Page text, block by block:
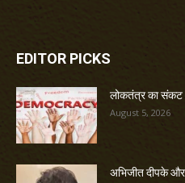
EDITOR PICKS
लोकतंत्र का
August 5, 2026
अभिजीत दीपके और